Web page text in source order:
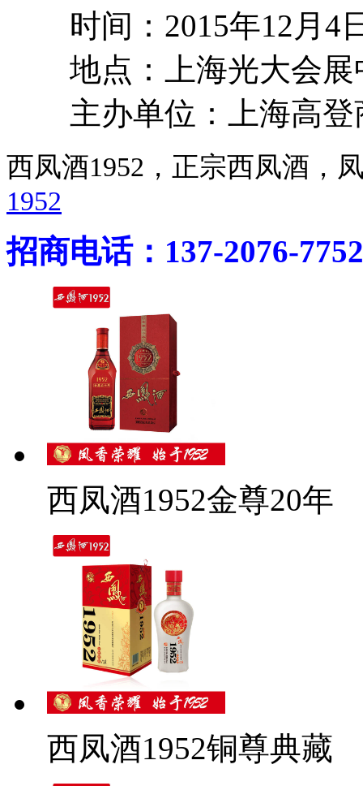
时间：2015年12月4
地点：上海光大会展
主办单位：上海高登
西凤酒1952，正宗西凤酒
1952
招商电话：137-2076-7752
西凤酒1952金尊20年
西凤酒1952铜尊典藏